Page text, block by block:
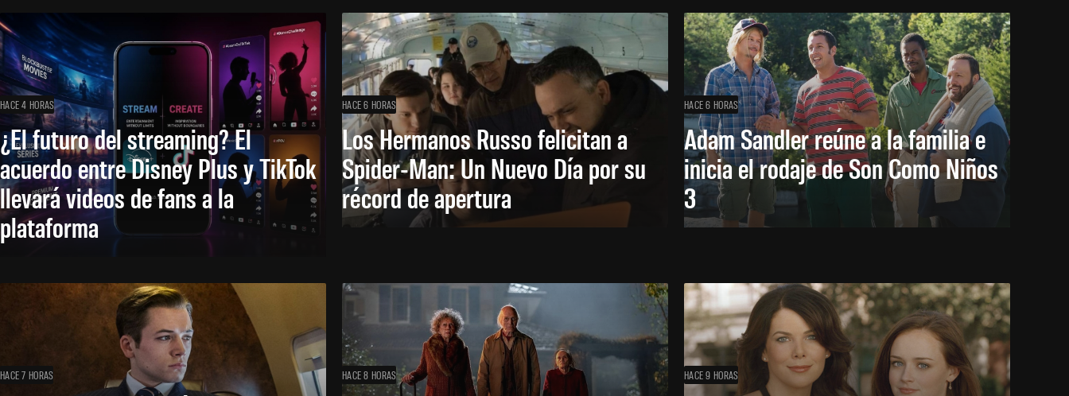
HACE 4 HORAS
¿El futuro del streaming? El
acuerdo entre Disney Plus y TikTok
llevará videos de fans a la
plataforma
HACE 6 HORAS
Los Hermanos Russo felicitan a
Spider-Man: Un Nuevo Día por su
récord de apertura
HACE 6 HORAS
Adam Sandler reúne a la familia e
inicia el rodaje de Son Como Niños
3
HACE 7 HORAS HACE 8 HORAS HACE 9 HORAS